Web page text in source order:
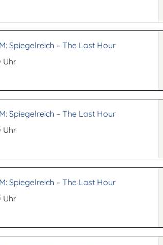
Spiegelreich – The Last Hour
Uhr
Spiegelreich – The Last Hour
Uhr
Spiegelreich – The Last Hour
Uhr